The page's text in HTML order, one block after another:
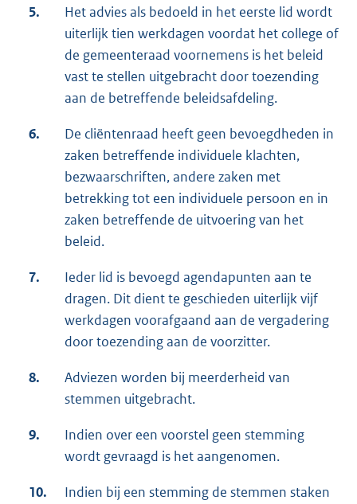
5.
Het advies als bedoeld in het eerste lid wordt
uiterlijk tien werkdagen voordat het college of
de gemeenteraad voornemens is het beleid
vast te stellen uitgebracht door toezending
aan de betreffende beleidsafdeling.
6.
De cliëntenraad heeft geen bevoegdheden in
zaken betreffende individuele klachten,
bezwaarschriften, andere zaken met
betrekking tot een individuele persoon en in
zaken betreffende de uitvoering van het
beleid.
7.
Ieder lid is bevoegd agendapunten aan te
dragen. Dit dient te geschieden uiterlijk vijf
werkdagen voorafgaand aan de vergadering
door toezending aan de voorzitter.
8.
Adviezen worden bij meerderheid van
stemmen uitgebracht.
9.
Indien over een voorstel geen stemming
wordt gevraagd is het aangenomen.
10.
Indien bij een stemming de stemmen staken